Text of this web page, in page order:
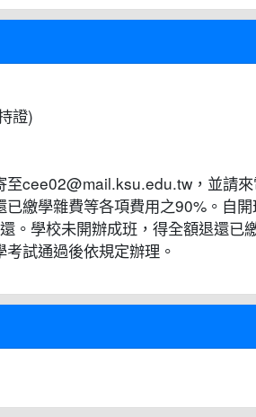
證)
cee02@mail.ksu.edu.tw，並請
繳學雜費等各項費用之90%。自
。學校未開辦成班，得全額退還已
試通過後依規定辦理。